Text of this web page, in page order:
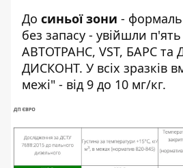
До синьої зони -
без запасу - увійшли
АВТОТРАНС, VST, БАРС та
ДИСКОНТ. У всіх зразків
межі" - від 9 до 10 мг/кг.